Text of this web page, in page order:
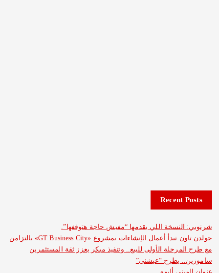
Recent
اللي بقدمها “مفيش حاجة هتوقفها”.
جولدن تاون تبدأ أعمال الإنشاءات بمشروع «GT Business City» بالتزامن
الأولى للبيع.. وتنفيذ مبكر يعزز ثقة المستثمرين
يطرح “عيشني”